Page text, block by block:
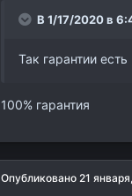
В 1/17/2020 в
Так гарантии
100% гарантия
Опубликовано 21